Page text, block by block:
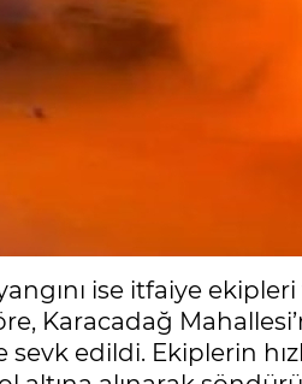
ise itfaiye
Karacadağ
edildi. Ekiplerin